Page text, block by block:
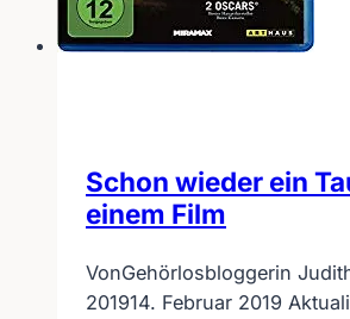
Schon wieder ein
einem Film
VonGehörlosbloggerin
201914. Februar 2019